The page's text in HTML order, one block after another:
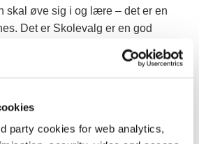
party cookies for web analytics,
skal øve sig i og lære – det er en
Det er Skolevalg er en god
tilmeldt deres klasser til Skolevalg,”
Universitet, der har fulgt de tre